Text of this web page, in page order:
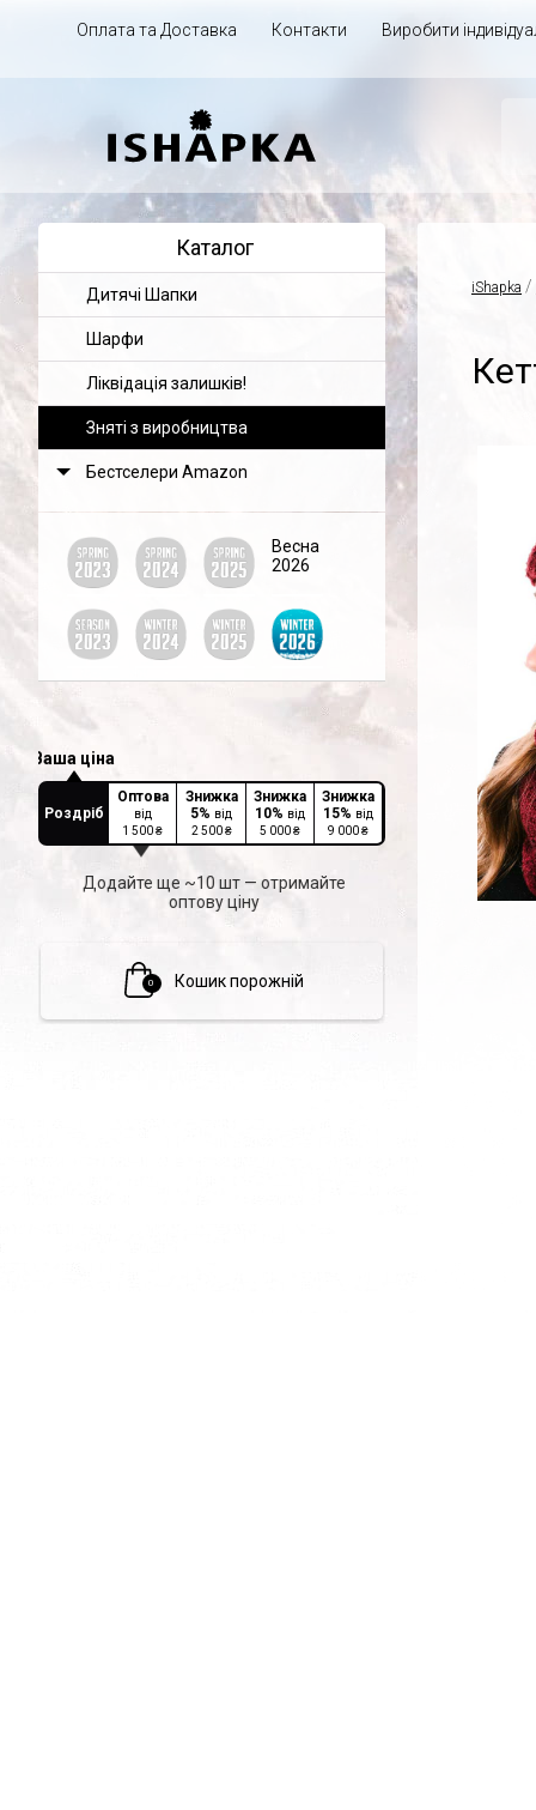
Оплата та Доставка Контакти Виробити
Каталог
Дитячі Шапки
Шарфи
Ліквідація залишків!
Зняті з виробництва
Бестселери Amazon
Весна
2026
Роздріб
Оптова
від
1 500₴
Знижка
5% від
2 500₴
Знижка
10% від
5 000₴
Знижка
15% від
9 000₴
Додайте ще ~10 шт — отримайте
оптову ціну
0 Кошик порожній
iShapka /